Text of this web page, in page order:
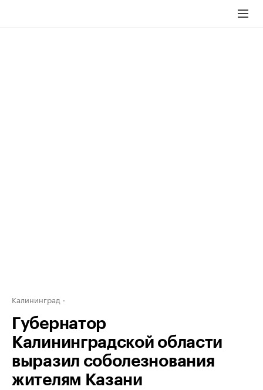
Калининград
Губернатор
Калининградской области
выразил соболезнования
жителям Казани